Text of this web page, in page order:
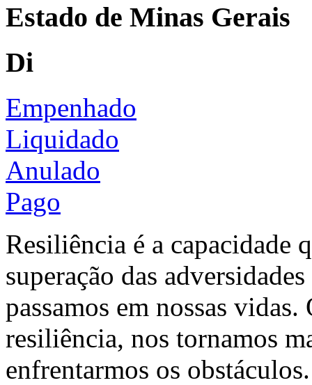
Estado de Minas Gerais
Di
Empenhado
Liquidado
Anulado
Pago
Resiliência é a capacidade
superação das
passamos em nossas
resiliência, nos tornamos
enfrentarmos os obstáculos.